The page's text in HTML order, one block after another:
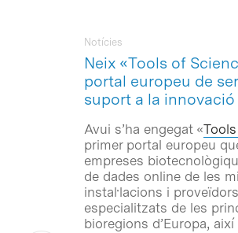
Neix «Tools of
portal europeu de
suport a la innovació
Notícies
Avui s’ha engegat «
primer portal europeu
empreses
de dades online de les
instal·lacions i
especialitzats de les
bioregions d’Europa,